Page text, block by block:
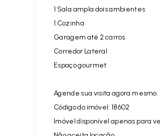
1 Sala ampla dois ambientes
1 Cozinha
Garagem até 2 carros
Corredor Lateral
Espaço gourmet
Agende sua visita agora mesmo.
Código do imóvel: 18602
Imóvel disponível apenas para